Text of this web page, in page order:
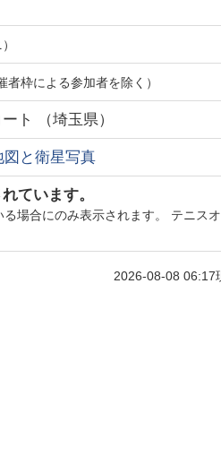
者枠による参加者を除く）
ト （埼玉県）
図と衛星写真
ています。
る場合にのみ表示されます。 テニス
2026-08-08 06:17